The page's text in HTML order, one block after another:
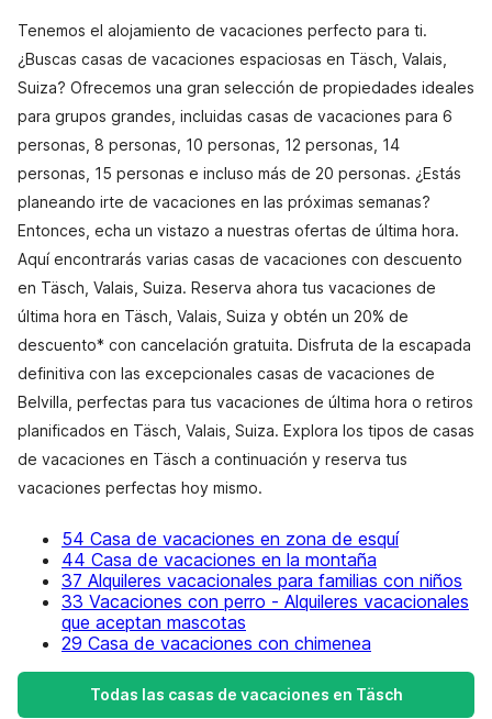
Tenemos el alojamiento de vacaciones perfecto para ti.
¿Buscas casas de vacaciones espaciosas en Täsch, Valais,
Suiza? Ofrecemos una gran selección de propiedades ideales
para grupos grandes, incluidas casas de vacaciones para 6
personas, 8 personas, 10 personas, 12 personas, 14
personas, 15 personas e incluso más de 20 personas. ¿Estás
planeando irte de vacaciones en las próximas semanas?
Entonces, echa un vistazo a nuestras ofertas de última hora.
Aquí encontrarás varias casas de vacaciones con descuento
en Täsch, Valais, Suiza. Reserva ahora tus vacaciones de
última hora en Täsch, Valais, Suiza y obtén un 20% de
descuento* con cancelación gratuita. Disfruta de la escapada
definitiva con las excepcionales casas de vacaciones de
Belvilla, perfectas para tus vacaciones de última hora o retiros
planificados en Täsch, Valais, Suiza. Explora los tipos de casas
de vacaciones en Täsch a continuación y reserva tus
vacaciones perfectas hoy mismo.
54 Casa de vacaciones en zona de esquí
44 Casa de vacaciones en la montaña
37 Alquileres vacacionales para familias con niños
33 Vacaciones con perro - Alquileres vacacionales
que aceptan mascotas
29 Casa de vacaciones con chimenea
Todas las casas de vacaciones en Täsch